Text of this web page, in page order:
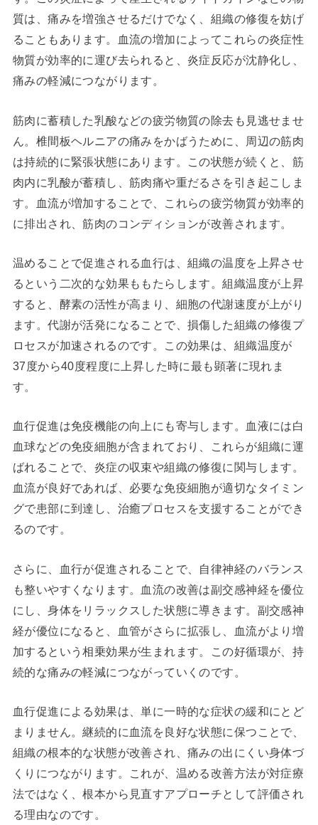
質は、痛みを増強させるだけでなく、組織の修復を妨げ
ることもあります。血流の増加によってこれらの炎症性
物質が効率的に運び去られると、炎症反応が沈静化し、
痛みの軽減につながります。
筋肉に蓄積した乳酸などの疲労物質の除去も見逃せませ
ん。椎間板ヘルニアの痛みをかばうために、周辺の筋肉
は持続的に緊張状態にあります。この状態が続くと、筋
肉内に乳酸が蓄積し、筋肉痛や重だるさを引き起こしま
す。血流が増加することで、これらの疲労物質が効率的
に排出され、筋肉のコンディションが改善されます。
温めることで促進される血行は、組織の温度を上昇させ
るという二次的な効果ももたらします。組織温度が上昇
すると、酵素の活性が高まり、細胞の代謝速度が上がり
ます。代謝が活発になることで、損傷した組織の修復プ
ロセスが加速されるのです。この効果は、組織温度が
37度から40度程度に上昇した時に最も顕著に現れま
す。
血行促進は免疫機能の向上にも寄与します。血液には白
血球などの免疫細胞が含まれており、これらが組織に運
ばれることで、炎症の収束や組織の修復に関与します。
血流が良好であれば、必要な免疫細胞が適切なタイミン
グで患部に到達し、治癒プロセスを支援することができ
るのです。
さらに、血行が促進されることで、自律神経のバランス
も整いやすくなります。血流の改善は副交感神経を優位
にし、身体をリラックスした状態に導きます。副交感神
経が優位になると、血管がさらに拡張し、血流がより増
加するという相乗効果が生まれます。この好循環が、持
続的な痛みの軽減につながっていくのです。
血行促進による効果は、単に一時的な症状の緩和にとど
まりません。継続的に血流を良好な状態に保つことで、
組織の根本的な状態が改善され、痛みの出にくい身体づ
くりにつながります。これが、温める改善方法が対症療
法ではなく、根本から見直すアプローチとして評価され
る理由なのです。